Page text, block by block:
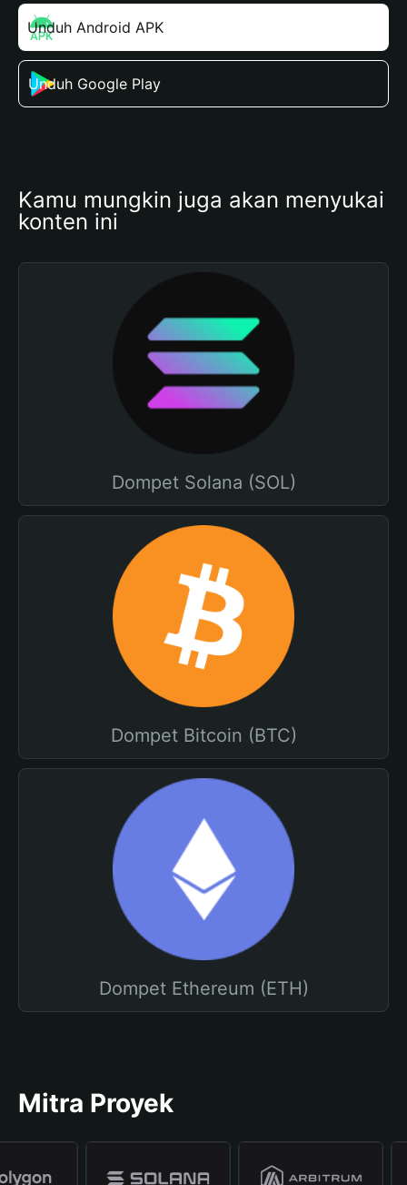
Unduh Android APK
Unduh Google Play
Kamu mungkin juga akan menyukai
konten ini
Dompet Solana (SOL)
Dompet Bitcoin (BTC)
Dompet Ethereum (ETH)
Mitra Proyek